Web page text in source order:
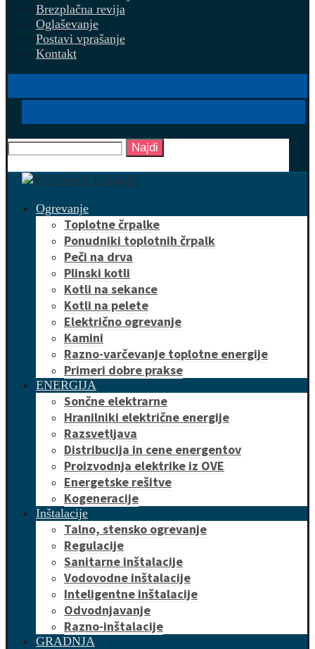
Brezplačna revija
Oglaševanje
Postavi vprašanje
Kontakt
Najdi
Ogrevanje
Toplotne črpalke
Ponudniki toplotnih črpalk
Peči na drva
Plinski kotli
Kotli na sekance
Kotli na pelete
Električno ogrevanje
Kamini
Razno-varčevanje toplotne energije
Primeri dobre prakse
ENERGIJA
Sončne elektrarne
Hranilniki električne energije
Razsvetljava
Distribucija in cene energentov
Proizvodnja elektrike iz OVE
Energetske rešitve
Kogeneracije
Inštalacije
Talno, stensko ogrevanje
Regulacije
Sanitarne inštalacije
Vodovodne inštalacije
Inteligentne inštalacije
Odvodnjavanje
Razno-inštalacije
GRADNJA